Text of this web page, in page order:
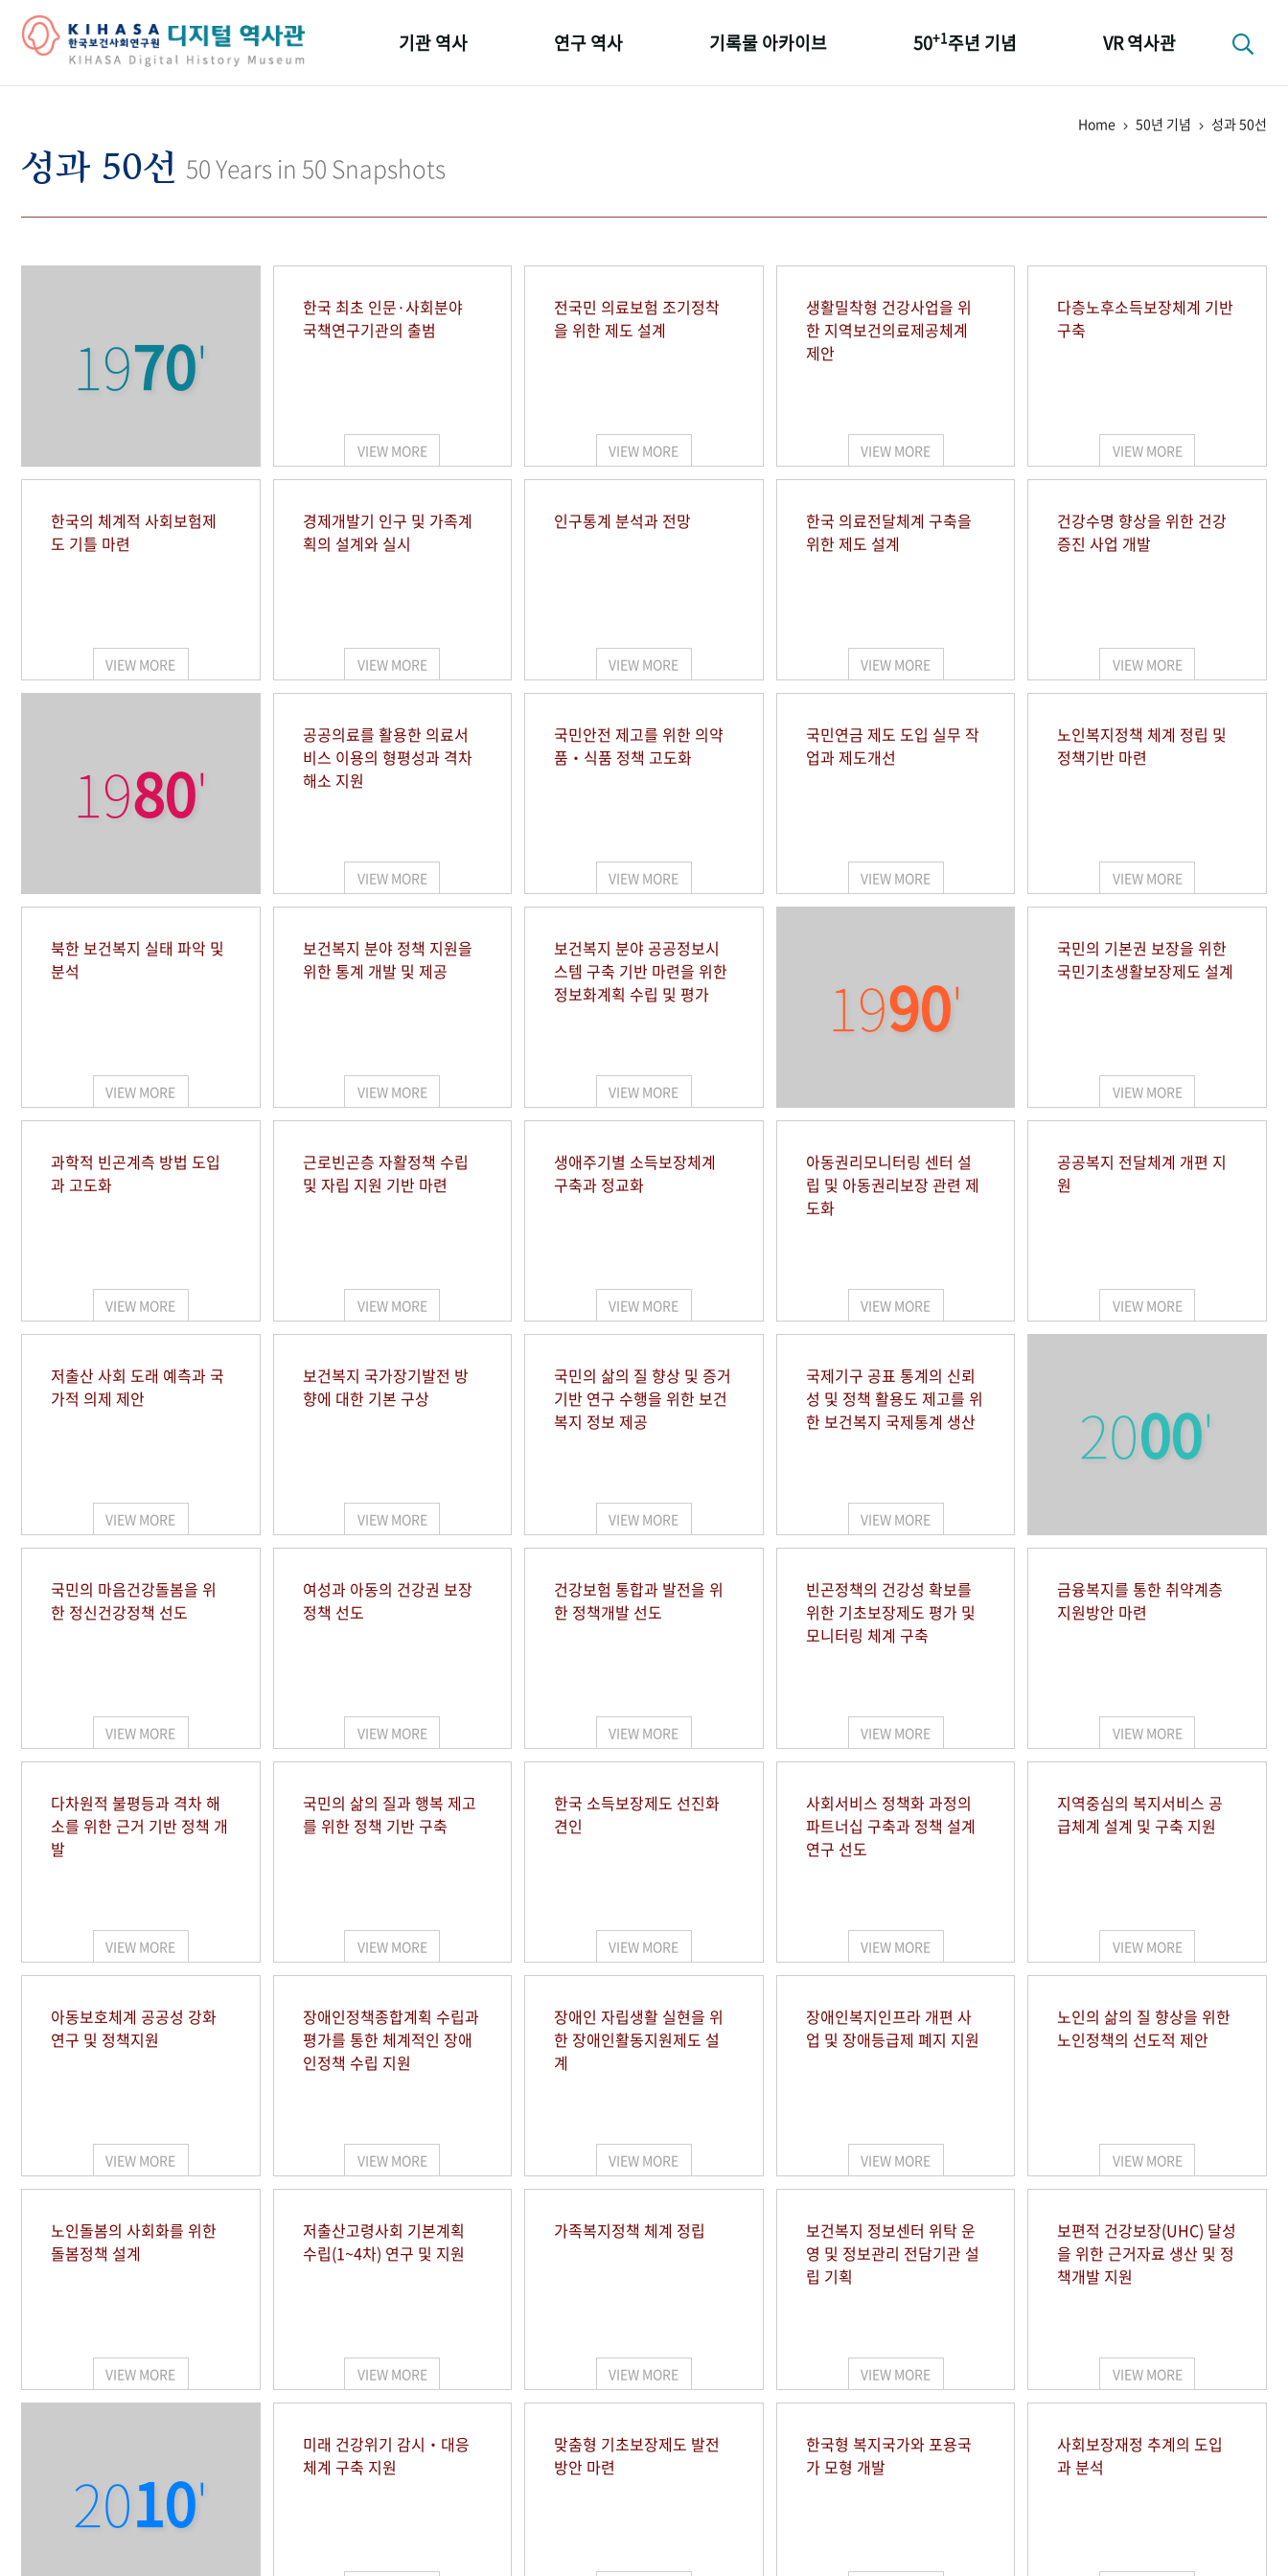
기관 역사
기관 변천사
연구 역사 기록물 아카이브 50+1주년 기념 VR 역사관
Home 50년 기념 성과 50선
성과 50선 50 Years in 50 Snapshots
1970'
한국 최초 인문·사회분야
국책연구기관의 출범
VIEW MORE
전국민 의료보험 조기정착
을 위한 제도 설계
VIEW MORE
생활밀착형 건강사업을 위
한 지역보건의료제공체계
제안
VIEW MORE
다층노후소득보장체계 기반
구축
VIEW MORE
한국의 체계적 사회보험제
도 기틀 마련
VIEW MORE
경제개발기 인구 및 가족계
획의 설계와 실시
VIEW MORE
인구통계 분석과 전망
VIEW MORE
한국 의료전달체계 구축을
위한 제도 설계
VIEW MORE
건강수명 향상을 위한 건강
증진 사업 개발
VIEW MORE
1980'
공공의료를 활용한 의료서
비스 이용의 형평성과 격차
해소 지원
VIEW MORE
국민안전 제고를 위한 의약
품‧식품 정책 고도화
VIEW MORE
국민연금 제도 도입 실무 작
업과 제도개선
VIEW MORE
노인복지정책 체계 정립 및
정책기반 마련
VIEW MORE
북한 보건복지 실태 파악 및
분석
VIEW MORE
보건복지 분야 정책 지원을
위한 통계 개발 및 제공
VIEW MORE
보건복지 분야 공공정보시
스템 구축 기반 마련을 위한
정보화계획 수립 및 평가
VIEW MORE
1990'
국민의 기본권 보장을 위한
국민기초생활보장제도 설계
VIEW MORE
과학적 빈곤계측 방법 도입
과 고도화
VIEW MORE
근로빈곤층 자활정책 수립
및 자립 지원 기반 마련
VIEW MORE
생애주기별 소득보장체계
구축과 정교화
VIEW MORE
아동권리모니터링 센터 설
립 및 아동권리보장 관련 제
도화
VIEW MORE
공공복지 전달체계 개편 지
원
VIEW MORE
저출산 사회 도래 예측과 국
가적 의제 제안
VIEW MORE
보건복지 국가장기발전 방
향에 대한 기본 구상
VIEW MORE
국민의 삶의 질 향상 및 증거
기반 연구 수행을 위한 보건
복지 정보 제공
VIEW MORE
국제기구 공표 통계의 신뢰
성 및 정책 활용도 제고를 위
한 보건복지 국제통계 생산
VIEW MORE
2000'
국민의 마음건강돌봄을 위
한 정신건강정책 선도
VIEW MORE
여성과 아동의 건강권 보장
정책 선도
VIEW MORE
건강보험 통합과 발전을 위
한 정책개발 선도
VIEW MORE
빈곤정책의 건강성 확보를
위한 기초보장제도 평가 및
모니터링 체계 구축
VIEW MORE
금융복지를 통한 취약계층
지원방안 마련
VIEW MORE
다차원적 불평등과 격차 해
소를 위한 근거 기반 정책 개
발
VIEW MORE
국민의 삶의 질과 행복 제고
를 위한 정책 기반 구축
VIEW MORE
한국 소득보장제도 선진화
견인
VIEW MORE
사회서비스 정책화 과정의
파트너십 구축과 정책 설계
연구 선도
VIEW MORE
지역중심의 복지서비스 공
급체계 설계 및 구축 지원
VIEW MORE
아동보호체계 공공성 강화
연구 및 정책지원
VIEW MORE
장애인정책종합계획 수립과
평가를 통한 체계적인 장애
인정책 수립 지원
VIEW MORE
장애인 자립생활 실현을 위
한 장애인활동지원제도 설
계
VIEW MORE
장애인복지인프라 개편 사
업 및 장애등급제 폐지 지원
VIEW MORE
노인의 삶의 질 향상을 위한
노인정책의 선도적 제안
VIEW MORE
노인돌봄의 사회화를 위한
돌봄정책 설계
VIEW MORE
저출산고령사회 기본계획
수립(1~4차) 연구 및 지원
VIEW MORE
가족복지정책 체계 정립
VIEW MORE
보건복지 정보센터 위탁 운
영 및 정보관리 전담기관 설
립 기획
VIEW MORE
보편적 건강보장(UHC) 달성
을 위한 근거자료 생산 및 정
책개발 지원
VIEW MORE
2010'
미래 건강위기 감시‧대응
체계 구축 지원
맞춤형 기초보장제도 발전
방안 마련
한국형 복지국가와 포용국
가 모형 개발
사회보장재정 추계의 도입
과 분석